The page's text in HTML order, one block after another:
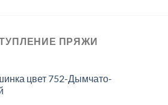
ПРЯЖИ
цвет 752-Дымчато-